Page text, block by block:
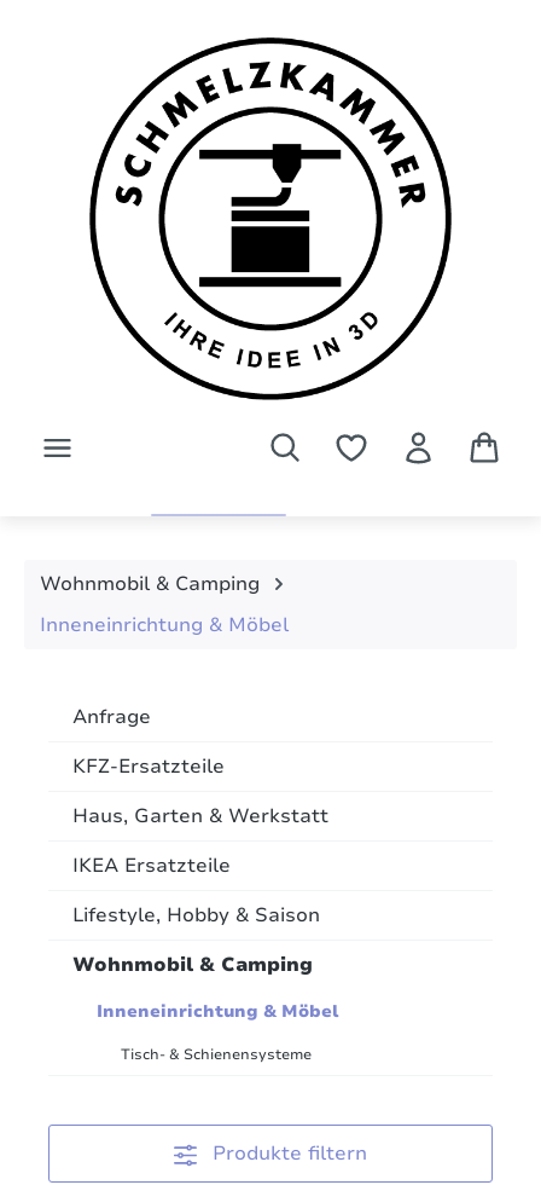
Wohnmobil & Camping
Inneneinrichtung & Möbel
Anfrage
KFZ-Ersatzteile
Haus, Garten & Werkstatt
IKEA Ersatzteile
Lifestyle, Hobby & Saison
Wohnmobil & Camping
Inneneinrichtung & Möbel
Tisch- & Schienensysteme
Produkte filtern